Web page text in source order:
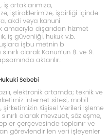
iş ortaklarımıza,
iştiraklerimize, işbirliği içinde
akdi veya kanuni
dışarıdan hizmet
iş güvenliği, hukuk v.b.
işbu metnin b
olarak Kanun’un 8. ve 9.
aktarılır.
Sebebi
elektronik ortamda; teknik ve
internet sitesi, mobil
Kişisel Verileri İşleme
olarak mevzuat, sözleşme,
çerçevesinde toplanır ve
görevlendirilen veri işleyenler